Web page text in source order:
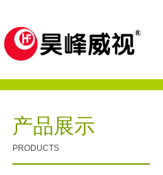
产品展示
PRODUCTS